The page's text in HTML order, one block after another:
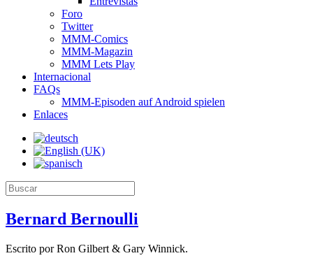
Foro
Twitter
MMM-Comics
MMM-Magazin
MMM Lets Play
Internacional
FAQs
MMM-Episoden auf Android spielen
Enlaces
Bernard Bernoulli
Escrito por Ron Gilbert & Gary Winnick.